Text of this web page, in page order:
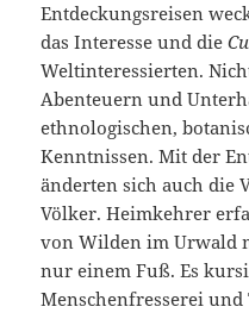
Entdeckungsreisen
das Interesse und die
Weltinteressierten.
Abenteuern und
ethnologischen,
Kenntnissen. Mit der
änderten sich auch die
Völker. Heimkehrer
von Wilden im Urwald
nur einem Fuß. Es
Menschenfresserei und